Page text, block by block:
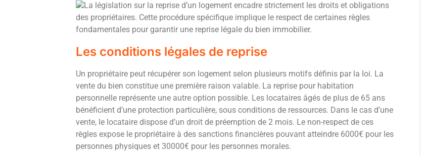
La législation sur la reprise d’un logement encadre strictement les droits et obligations
des propriétaires. Cette procédure spécifique implique le respect de certaines règles
fondamentales pour garantir une reprise légale du bien immobilier.
Les conditions légales de reprise
Un propriétaire peut récupérer son logement selon plusieurs motifs définis par la loi. La
vente du bien constitue une première raison valable. La reprise pour habitation
personnelle représente une autre option possible. Les locataires âgés de plus de 65 ans
bénéficient d’une protection particulière, sous conditions de ressources. Dans le cas d’une
vente, le locataire dispose d’un droit de préemption de 2 mois. Le non-respect de ces
règles expose le propriétaire à des sanctions financières pouvant atteindre 6000€ pour les
personnes physiques et 30000€ pour les personnes morales.